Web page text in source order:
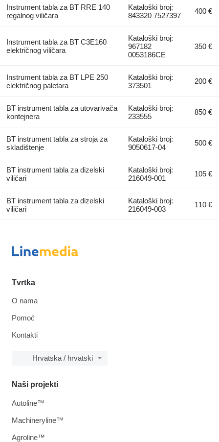
Instrument tabla za BT RRE 140
regalnog viličara
Kataloški broj:
843320 7527397
400 €
Instrument tabla za BT C3E160
električnog viličara
Kataloški broj:
967182
0053186CE
350 €
Instrument tabla za BT LPE 250
električnog paletara
Kataloški broj:
373501
200 €
BT instrument tabla za utovarivača
kontejnera
Kataloški broj:
233555
850 €
BT instrument tabla za stroja za
skladištenje
Kataloški broj:
9050617-04
500 €
BT instrument tabla za dizelski
viličari
Kataloški broj:
216049-001
105 €
BT instrument tabla za dizelski
viličari
Kataloški broj:
216049-003
110 €
Tvrtka
O nama
Pomoć
Kontakti
Hrvatska / hrvatski
Naši projekti
Autoline™
Machineryline™
Agroline™